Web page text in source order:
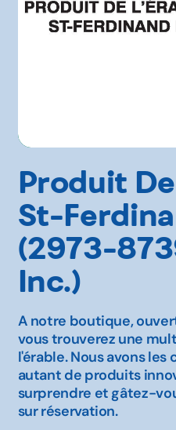
Produit
St-
(2973-
Inc.)
A notre boutique,
vous trouverez une
l'érable. Nous avons
autant de produits
surprendre et gâtez-
sur réservation.